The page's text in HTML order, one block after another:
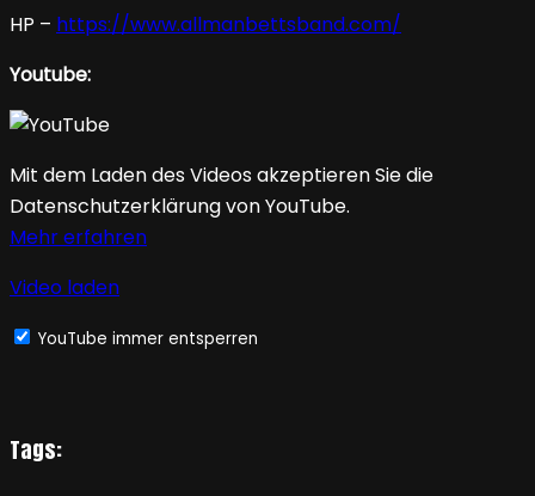
HP – https://www.allmanbettsband.com/
Youtube:
Mit dem Laden des Videos akzeptieren Sie die
Datenschutzerklärung von YouTube.
Mehr erfahren
Video laden
YouTube immer entsperren
Tags: